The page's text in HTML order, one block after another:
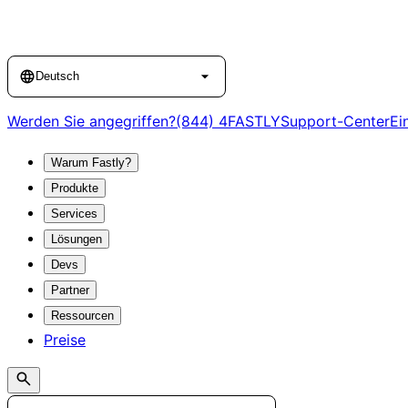
Language
Deutsch
Werden Sie angegriffen?(844) 4FASTLYSupport-Center
Warum Fastly?
Produkte
Services
Lösungen
Devs
Partner
Ressourcen
Preise